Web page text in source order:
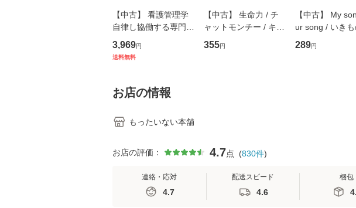
【中古】 看護管理学
自律し協働する専門職
の看護マネジメントス
キル 改訂第3版 (看護
堂 [単行
3,969円
送料無料
【中古】 生命力 / チ
ャットモンチー / キュ
ーンレコード [CD]
【メール便送料無料】
355円
【中古】 My
ur song / いきも
かり / [CD]【メール便
送料無料】
289円
お店の情報
もったいない本舗
お店の評価： 4.7点 (830件)
連絡・応対
4.7
配送スピード
4.6
梱包